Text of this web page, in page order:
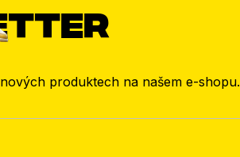
produktech na našem e-shopu.